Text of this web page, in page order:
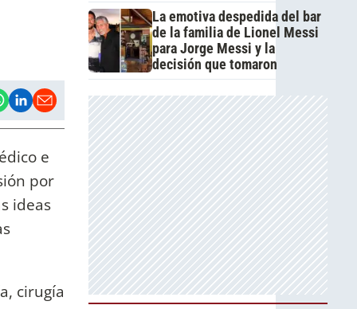
e
por
ideas
cirugía
La emotiva despedida del bar
de la familia de Lionel Messi
para Jorge Messi y la
decisión que tomaron